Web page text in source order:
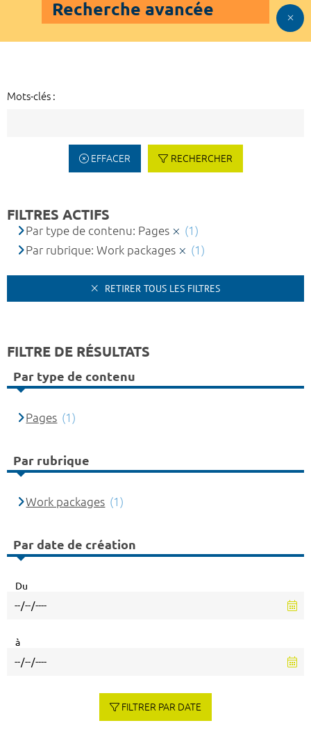
Recherche avancée
Mots-clés :
EFFACER RECHERCHER
FILTRES ACTIFS
Par type de contenu: Pages
(1)
Par rubrique: Work packages
(1)
RETIRER TOUS LES FILTRES
FILTRE DE RÉSULTATS
Par type de contenu
Pages (1)
Par rubrique
Work packages (1)
Par date de création
Du
à
FILTRER PAR DATE